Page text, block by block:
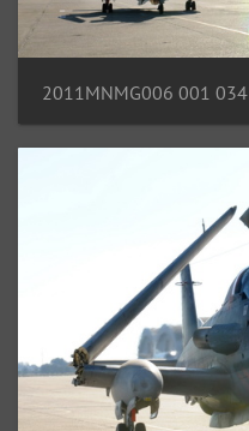
2011MNMG006 001 034